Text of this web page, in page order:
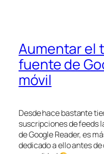
Aumentar el
fuente de
móvil
Desde hace bastante
suscripciones de feeds
de Google Reader, es
dedicado a ello antes